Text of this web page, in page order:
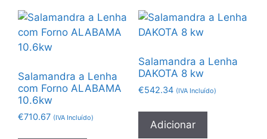
Salamandra a Lenha
com Forno ALABAMA
10.6kw
€710.67 (IVA Incluído)
Salamandra a Lenha
DAKOTA 8 kw
€542.34 (IVA Incluído)
Adicionar